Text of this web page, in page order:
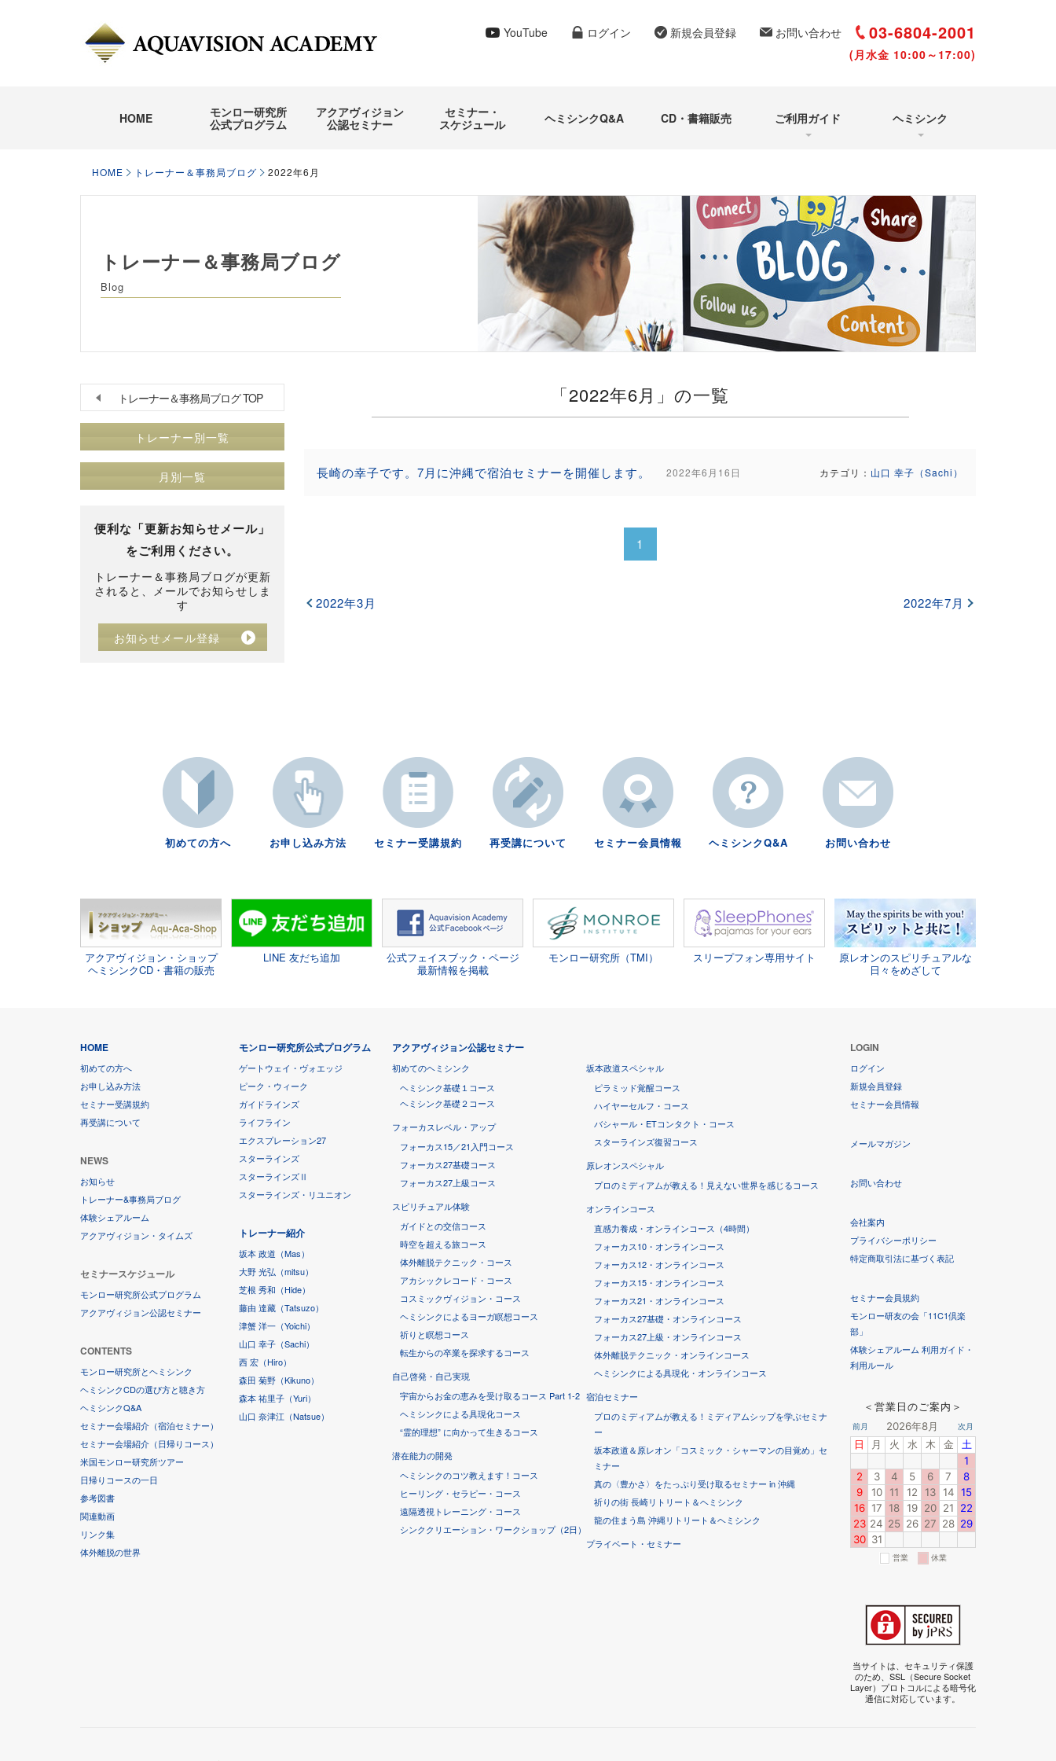
YouTube ログイン 新規会員登録 お問い合わせ 03-6804-2001
(月水金 10:00～17:00)
HOME
モンロー研究所
公式プログラム
アクアヴィジョン
公認セミナー
セミナー・
スケジュール
ヘミシンクQ&A CD・書籍販売 ご利用ガイド
再受講について
ヘミシンク
HOME トレーナー＆事務局ブログ 2022年6月
トレーナー＆事務局ブログ
Blog
トレーナー＆事務局ブログ TOP
トレーナー別一覧
月別一覧
便利な「更新お知らせメール」
をご利用ください。
トレーナー＆事務局ブログが更新
されると、メールでお知らせしま
す
お知らせメール登録
「2022年6月」の一覧
長崎の幸子です。7月に沖縄で宿泊セミナーを開催します。 2022年6月16日 カテゴリ： 山口 幸子（Sachi）
1
2022年3月 2022年7月
初めての方へ お申し込み方法 セミナー受講規約 再受講について セミナー会員情報 ヘミシンクQ&A お問い合わせ
アクアヴィジョン・ショップ
ヘミシンクCD・書籍の販売
LINE 友だち追加
公式フェイスブック・ページ
最新情報を掲載
モンロー研究所（TMI） スリープフォン専用サイト
原レオンのスピリチュアルな
日々をめざして
HOME
初めての方へ
お申し込み方法
セミナー受講規約
再受講について
NEWS
お知らせ
トレーナー&事務局ブログ
体験シェアルーム
アクアヴィジョン・タイムズ
セミナースケジュール
モンロー研究所公式プログラム
アクアヴィジョン公認セミナー
CONTENTS
モンロー研究所とヘミシンク
ヘミシンクCDの選び方と聴き方
ヘミシンクQ&A
セミナー会場紹介（宿泊セミナー）
セミナー会場紹介（日帰りコース）
米国モンロー研究所ツアー
日帰りコースの一日
参考図書
関連動画
リンク集
体外離脱の世界
モンロー研究所公式プログラム
ゲートウェイ・ヴォエッジ
ピーク・ウィーク
ガイドラインズ
ライフライン
エクスプレーション27
スターラインズ
スターラインズⅡ
スターラインズ・リユニオン
トレーナー紹介
坂本 政道（Mas）
大野 光弘（mitsu）
芝根 秀和（Hide）
藤由 達藏（Tatsuzo）
津蟹 洋一（Yoichi）
山口 幸子（Sachi）
西 宏（Hiro）
森田 菊野（Kikuno）
森本 祐里子（Yuri）
山口 奈津江（Natsue）
アクアヴィジョン公認セミナー
初めてのヘミシンク
ヘミシンク基礎１コース
ヘミシンク基礎２コース
フォーカスレベル・アップ
フォーカス15／21入門コース
フォーカス27基礎コース
フォーカス27上級コース
スピリチュアル体験
ガイドとの交信コース
時空を超える旅コース
体外離脱テクニック・コース
アカシックレコード・コース
コスミックヴィジョン・コース
ヘミシンクによるヨーガ瞑想コース
祈りと瞑想コース
転生からの卒業を探求するコース
自己啓発・自己実現
宇宙からお金の恵みを受け取るコース Part 1-2
ヘミシンクによる具現化コース
“霊的理想” に向かって生きるコース
潜在能力の開発
ヘミシンクのコツ教えます！コース
ヒーリング・セラピー・コース
遠隔透視トレーニング・コース
シンククリエーション・ワークショップ（2日）
坂本政道スペシャル
ピラミッド覚醒コース
ハイヤーセルフ・コース
バシャール・ETコンタクト・コース
スターラインズ復習コース
原レオンスペシャル
プロのミディアムが教える！見えない世界を感じるコース
オンラインコース
直感力養成・オンラインコース（4時間）
フォーカス10・オンラインコース
フォーカス12・オンラインコース
フォーカス15・オンラインコース
フォーカス21・オンラインコース
フォーカス27基礎・オンラインコース
フォーカス27上級・オンラインコース
体外離脱テクニック・オンラインコース
ヘミシンクによる具現化・オンラインコース
宿泊セミナー
プロのミディアムが教える！ミディアムシップを学ぶセミナ
ー
坂本政道＆原レオン「コスミック・シャーマンの目覚め」セ
ミナー
真の〈豊かさ〉をたっぷり受け取るセミナー in 沖縄
祈りの街 長崎リトリート＆ヘミシンク
龍の住まう島 沖縄リトリート＆ヘミシンク
プライベート・セミナー
LOGIN
ログイン
新規会員登録
セミナー会員情報
メールマガジン
お問い合わせ
会社案内
プライバシーポリシー
特定商取引法に基づく表記
セミナー会員規約
モンロー研友の会「11C1倶楽
部」
体験シェアルーム 利用ガイド・
利用ルール
＜営業日のご案内＞
当サイトは、セキュリティ保護
のため、SSL（Secure Socket
Layer）プロトコルによる暗号化
通信に対応しています。